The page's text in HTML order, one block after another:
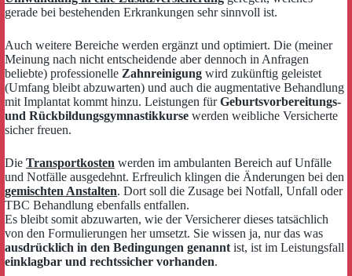
gerade bei bestehenden Erkrankungen sehr sinnvoll ist.
Auch weitere Bereiche werden ergänzt und optimiert. Die (meiner
Meinung nach nicht entscheidende aber dennoch in Anfragen
beliebte) professionelle Zahnreinigung wird zukünftig geleistet
(Umfang bleibt abzuwarten) und auch die augmentative Behandlung
mit Implantat kommt hinzu. Leistungen fürGeburtsvorbereitungs-
und Rückbildungsgymnastikkurse werden weibliche Versicherte
sicher freuen.
Die Transportkosten werden im ambulanten Bereich auf Unfälle
und Notfälle ausgedehnt. Erfreulich klingen die Änderungen bei den
gemischten Anstalten. Dort soll die Zusage bei Notfall, Unfall oder
TBC Behandlung ebenfalls entfallen.
Es bleibt somit abzuwarten, wie der Versicherer dieses tatsächlich
von den Formulierungen her umsetzt. Sie wissen ja, nur das was
ausdrücklich in den Bedingungen genannt ist, ist im Leistungsfall
einklagbar und rechtssicher vorhanden.